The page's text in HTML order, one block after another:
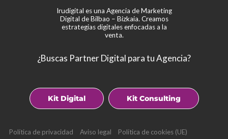
Irudigital es una Agencia de Marketing
Digital de Bilbao – Bizkaia. Creamos
estrategias digitales enfocadas a la
venta.
¿Buscas Partner Digital para tu Agencia?
Kit Digital Kit Consulting
Política de privacidad Aviso legal
Política de cookies (UE)